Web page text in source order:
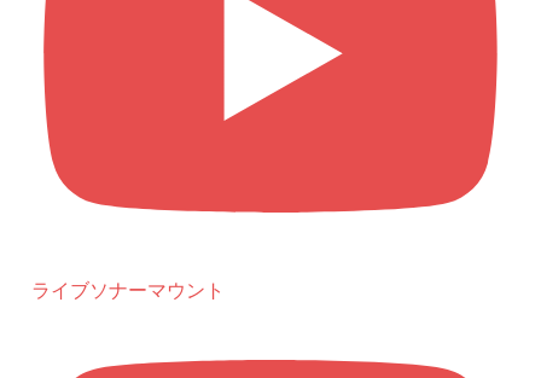
ライブソナーマウント